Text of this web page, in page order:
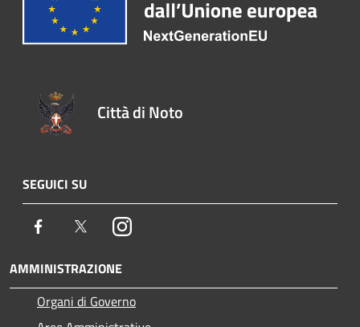
Città di Noto
SEGUICI SU
Facebook TwitterInstagram
AMMINISTRAZIONE
Organi di Governo